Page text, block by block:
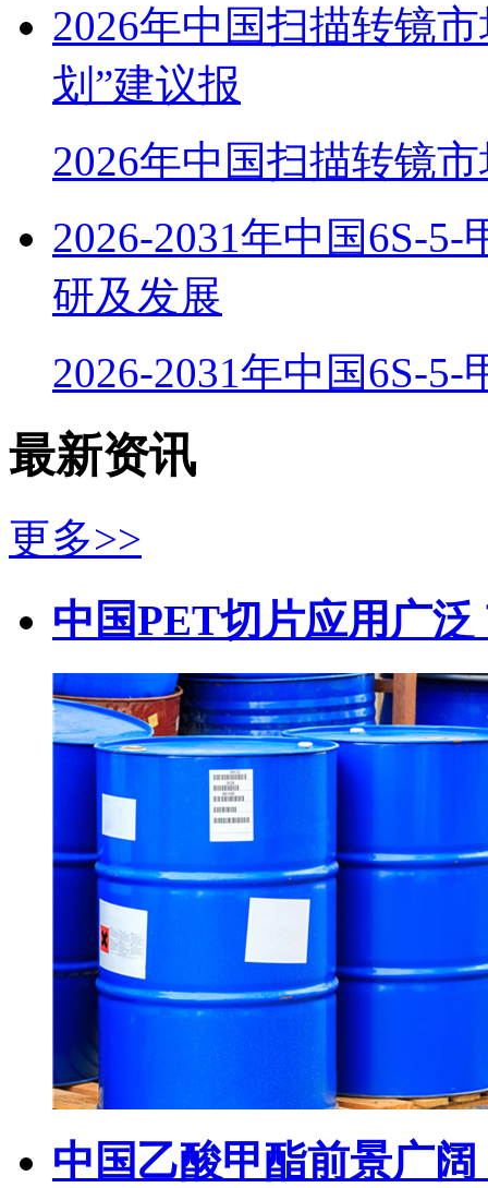
2026年中国扫描转镜
划”建议报
2026年中国扫描转镜
2026-2031年中国6S-
研及发展
2026-2031年中国6S-5-
最新资讯
更多>>
中国PET切片应用广
中国乙酸甲酯前景广